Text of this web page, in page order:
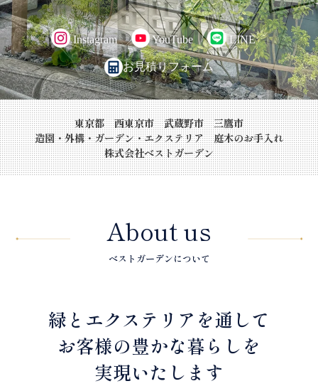
Instagram YouTube LINE
お見積りフォーム
東京都 西東京市 武蔵野市 三鷹市
造園・外構・ガーデン・エクステリア 庭木のお手入れ
株式会社ベストガーデン
About us
ベストガーデンについて
緑とエクステリアを通して
お客様の豊かな暮らしを
実現いたします